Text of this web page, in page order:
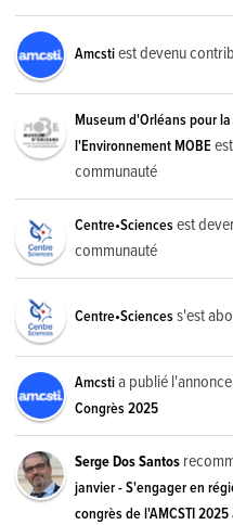
Amcstiest devenu
Museum d'Orléans pour
l'Environnement MOBE
communauté
Centre•Sciences est
communauté
Centre•Sciences s'est
Amcstia publié
Congrès 2025
Serge Dos Santos
janvier - S'engager en
congrès de l'AMCSTI